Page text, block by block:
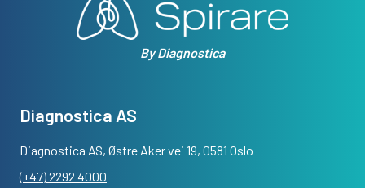
By Diagnostica
Diagnostica AS
Diagnostica AS, Østre Aker vei 19, 0581 Oslo
(+47) 2292 4000